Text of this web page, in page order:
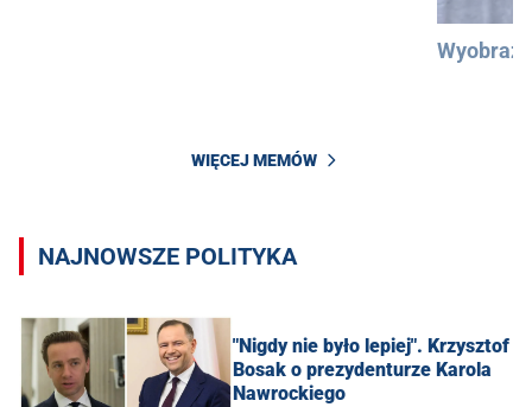
WIĘCEJ MEMÓW
NAJNOWSZE POLITYKA
"Nigdy nie było lepiej". Krzysztof
Bosak o prezydenturze Karola
Nawrockiego